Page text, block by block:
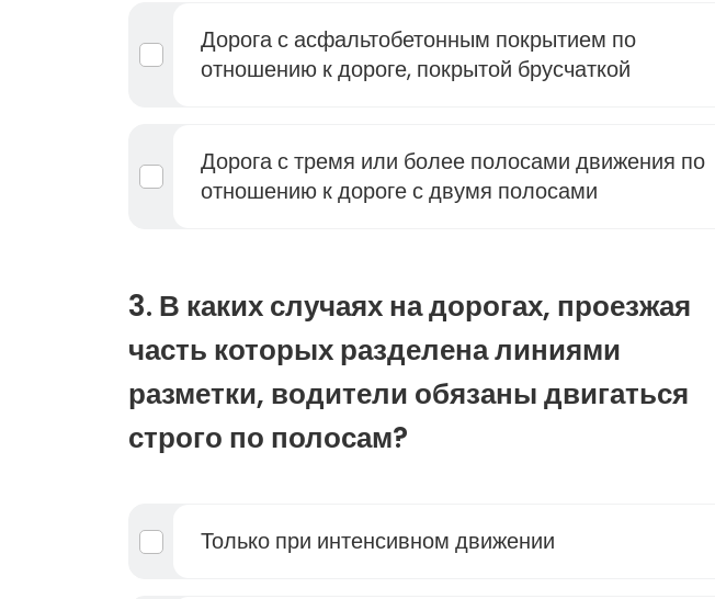
Дорога с асфальтобетонным покрытием по
отношению к дороге, покрытой брусчаткой
Дорога с тремя или более полосами движения по
отношению к дороге с двумя полосами
3. В каких случаях на дорогах, проезжая
часть которых разделена линиями
разметки, водители обязаны двигаться
строго по полосам?
Только при интенсивном движении